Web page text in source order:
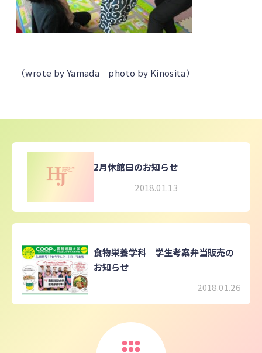
（wrote by Yamada photo by Kinosita）
2月休館日のお知らせ
2018.01.13
食物栄養学科 学生考案弁当販売の
お知らせ
2018.01.26